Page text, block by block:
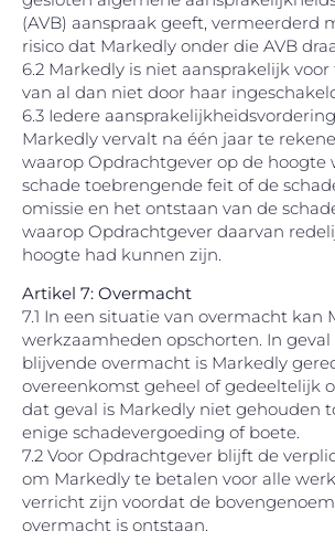
(AVB) aanspraak geeft, vermeerderd
risico dat Markedly onder die AVB
6.2 Markedly is niet aansprakelijk
van al dan niet door haar
6.3 Iedere
Markedly vervalt na één jaar te
waarop Opdrachtgever op de hoogte
schade toebrengende feit of de
omissie en het ontstaan van de
waarop Opdrachtgever daarvan
hoogte had kunnen zijn.
Artikel 7: Overmacht
7.1 In een situatie van overmacht kan
werkzaamheden opschorten. In geval
blijvende overmacht is Markedly
overeenkomst geheel of gedeeltelijk
dat geval is Markedly niet gehouden
enige schadevergoeding of boete.
7.2 Voor Opdrachtgever blijft de
om Markedly te betalen voor alle
verricht zijn voordat de
overmacht is ontstaan.